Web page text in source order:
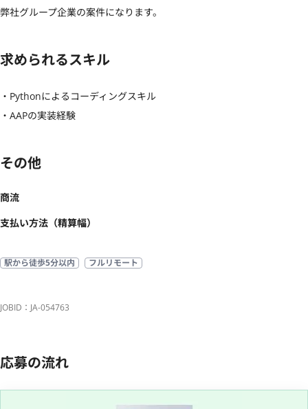
弊社グループ企業の案件になります。
求められるスキル
・Pythonによるコーディングスキル
・AAPの実装経験
その他
商流
支払い方法（精算幅）
駅から徒歩5分以内 フルリモート
JOBID：JA-054763
応募の流れ